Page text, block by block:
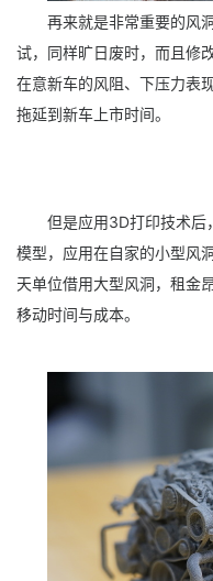
再来就是非常重要的风
试，同样旷日废时，而且修
在意新车的风阻、下压力表
拖延到新车上市时间。
但是应用3D打印技术后
模型，应用在自家的小型风
天单位借用大型风洞，租金
移动时间与成本。